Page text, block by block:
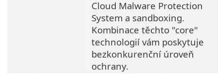
Cloud Malware Protection
System a sandboxing.
Kombinace těchto "core"
technologií vám poskytuje
bezkonkurenční úroveň
ochrany.